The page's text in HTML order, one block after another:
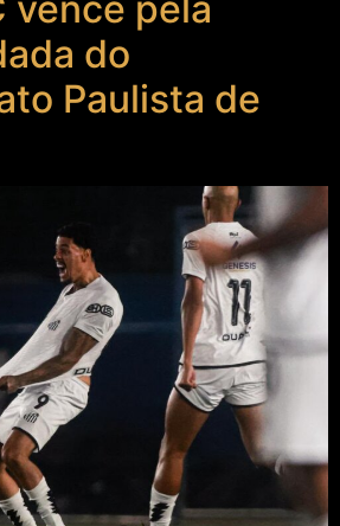
vence pela
do
Paulista de